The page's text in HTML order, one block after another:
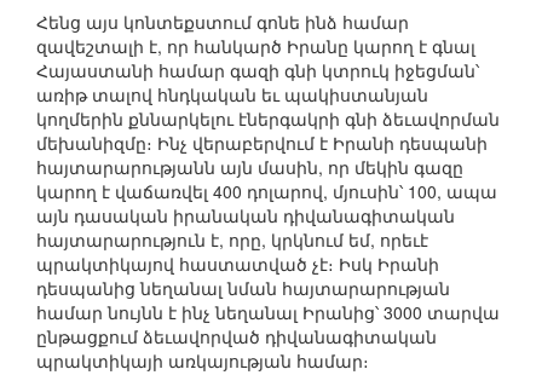
Հենց այս կոնտեքստում գոնե ինձ համար
զավեշտալի է, որ հանկարծ Իրանը կարող է գնալ
Հայաստանի համար գազի գնի կտրուկ իջեցման՝
առիթ տալով հնդկական եւ պակիստանյան
կողմերին քննարկելու էներգակրի գնի ձեւավորման
մեխանիզմը։ Ինչ վերաբերվում է Իրանի դեսպանի
հայտարարությանն այն մասին, որ մեկին գազը
կարող է վաճառվել 400 դոլարով, մյուսին՝ 100, ապա
այն դասական իրանական դիվանագիտական
հայտարարություն է, որը, կրկնում եմ, որեւէ
պրակտիկայով հաստատված չէ։ Իսկ Իրանի
դեսպանից նեղանալ նման հայտարարության
համար նույնն է ինչ նեղանալ Իրանից՝ 3000 տարվա
ընթացքում ձեւավորված դիվանագիտական
պրակտիկայի առկայության համար։